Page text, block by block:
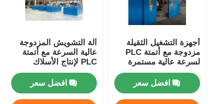
أجهزة التشغيل الثقيلة
مزدوجة مع أتمتة PLC
لسرعة عالية مستمرة
افضل سعر
آلة التشويش المزدوجة
عالية السرعة مع أتمتة
PLC لإنتاج الأسلاك
المرنة
افضل سعر